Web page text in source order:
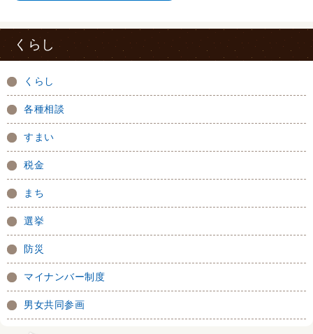
くらし
くらし
各種相談
すまい
税金
まち
選挙
防災
マイナンバー制度
男女共同参画